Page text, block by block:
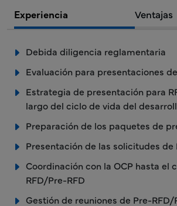
Experiencia Ventajas
Debida diligencia reglamentaria
Evaluación para presentaciones
Estrategia de presentación para
largo del ciclo de vida del
Preparación de los paquetes de
Presentación de las solicitudes de
Coordinación con la OCP hasta el
RFD/Pre-RFD
Gestión de reuniones de Pre-RFD/